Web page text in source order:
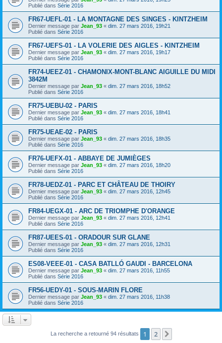
Publié dans Série 2016
FR67-UEFL-01 - LA MONTAGNE DES SINGES - KINTZHEIM
Dernier message par Jean_93 « dim. 27 mars 2016, 19h21
Publié dans Série 2016
FR67-UEFS-01 - LA VOLERIE DES AIGLES - KINTZHEIM
Dernier message par Jean_93 « dim. 27 mars 2016, 19h17
Publié dans Série 2016
FR74-UEEZ-01 - CHAMONIX-MONT-BLANC AIGUILLE DU MIDI
3842M
Dernier message par Jean_93 « dim. 27 mars 2016, 18h52
Publié dans Série 2016
FR75-UEBU-02 - PARIS
Dernier message par Jean_93 « dim. 27 mars 2016, 18h41
Publié dans Série 2016
FR75-UEAE-02 - PARIS
Dernier message par Jean_93 « dim. 27 mars 2016, 18h35
Publié dans Série 2016
FR76-UEFX-01 - ABBAYE DE JUMIÈGES
Dernier message par Jean_93 « dim. 27 mars 2016, 18h20
Publié dans Série 2016
FR78-UEDZ-01 - PARC ET CHÂTEAU DE THOIRY
Dernier message par Jean_93 « dim. 27 mars 2016, 12h45
Publié dans Série 2016
FR84-UEGX-01 - ARC DE TRIOMPHE D'ORANGE
Dernier message par Jean_93 « dim. 27 mars 2016, 12h41
Publié dans Série 2016
FR87-UEES-01 - ORADOUR SUR GLANE
Dernier message par Jean_93 « dim. 27 mars 2016, 12h31
Publié dans Série 2016
ES08-VEEE-01 - CASA BATLLÓ GAUDI - BARCELONA
Dernier message par Jean_93 « dim. 27 mars 2016, 11h55
Publié dans Série 2016
FR56-UEDY-01 - SOUS-MARIN FLORE
Dernier message par Jean_93 « dim. 27 mars 2016, 11h38
Publié dans Série 2016
La recherche a retourné 94 résultats 1 2